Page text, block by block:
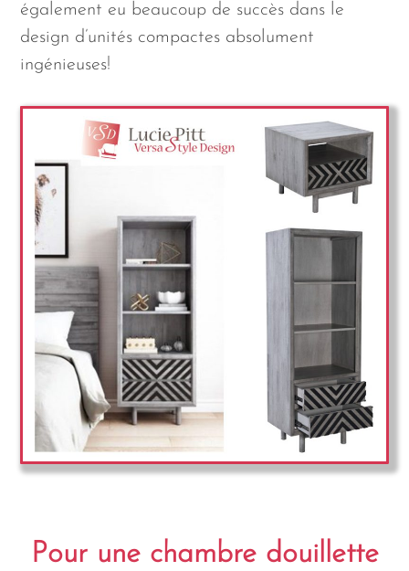
également eu beaucoup de succès dans le
design d’unités compactes absolument
ingénieuses!
Pour une chambre douillette